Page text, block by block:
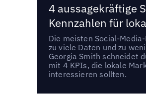
4 aussagekräftige
Kennzahlen für
Die meisten Social-
zu viele Daten und zu
Georgia Smith schneidet
mit 4 KPIs, die lokale
interessieren sollten.